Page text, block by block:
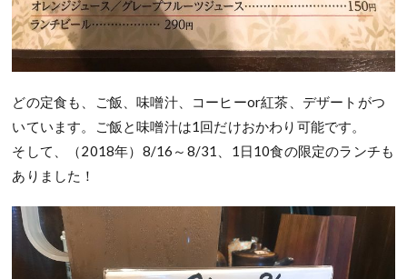
どの定食も、ご飯、味噌汁、コーヒーor紅茶、デザートがつ
いています。ご飯と味噌汁は1回だけおかわり可能です。
そして、（2018年）8/16～8/31、1日10食の限定のランチも
ありました！